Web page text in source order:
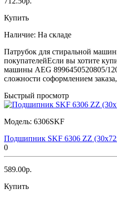
Купить
Наличие: На складе
Патрубок для стиральной
покупателейЕсли вы хотите
машины AEG 8996450520805/
сложности соформлением
Быстрый просмотр
Модель: 6306SKF
Подшипник SKF 6306 ZZ
0
589.00р.
Купить